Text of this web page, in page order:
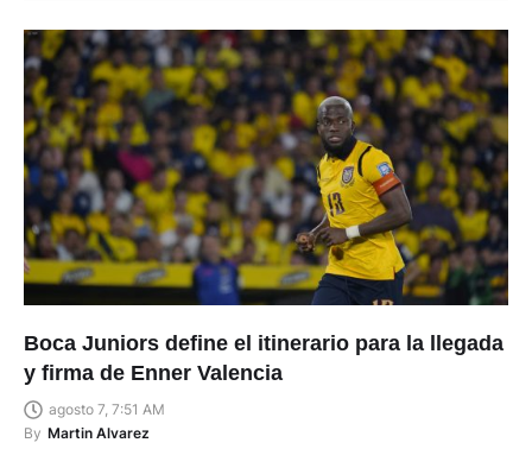
Boca Juniors define el itinerario para la llegada
y firma de Enner Valencia
agosto 7, 7:51 AM
By Martin Alvarez